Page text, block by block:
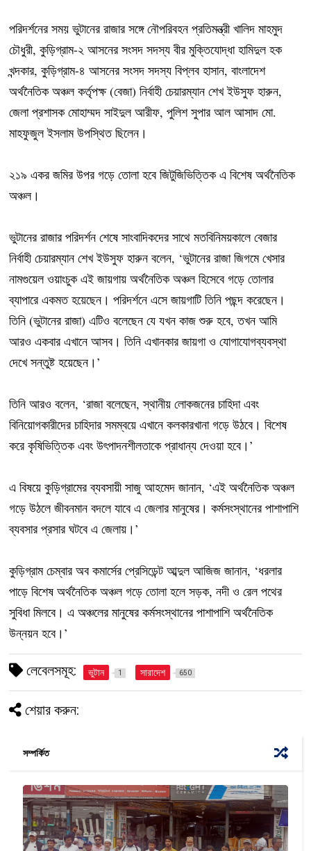
পরিদর্শনের সময় ভুটানের রাজার সঙ্গে নৌপরিবহন প্রতিমন্ত্রী খালিদ মাহমুদ
চৌধুরী, কুড়িগ্রাম-২ আসনের সংসদ সদস্য বীর মুক্তিযোদ্ধা হামিদুল হক
খন্দকার, কুড়িগ্রাম-৪ আসনের সংসদ সদস্য বিপ্লব হাসান, বাংলাদেশ
অর্থনৈতিক অঞ্চল কর্তৃপক্ষ (বেজা) নির্বাহী চেয়ারম্যান শেখ ইউসুফ হারুন,
জেলা প্রশাসক মোহাম্মদ সাইদুল আরীফ, পুলিশ সুপার আল আসাদ মো.
মাহফুজুল ইসলাম উপস্থিত ছিলেন।
২১৯ একর জমির উপর গড়ে তোলা হবে জিটুজিভিত্তিক এ বিশেষ অর্থনৈতিক
অঞ্চল।
ভুটানের রাজার পরিদর্শন শেষে সাংবাদিকদের সাথে মতবিনিময়কালে বেজার
নির্বাহী চেয়ারম্যান শেখ ইউসুফ হারুন বলেন, ‘ভুটানের রাজা জিগমে খেসার
নামগুয়েল ওয়াংচুক এই জায়গায় অর্থনৈতিক অঞ্চল হিসেবে গড়ে তোলার
ব্যাপারে একমত হয়েছেন। পরিদর্শনে এসে জায়গাটি তিনি পছন্দ করেছেন।
তিনি (ভুটানের রাজা) এটিও বলেছেন যে যখন কাজ শুরু হবে, তখন আমি
আরও একবার এখানে আসব। তিনি এখানকার জায়গা ও যোগাযোগব্যবস্থা
দেখে সন্তুষ্ট হয়েছেন।’
তিনি আরও বলেন, ‘রাজা বলেছেন, স্থানীয় লোকজনের চাহিদা এবং
বিনিয়োগকারীদের চাহিদার সমম্বয়ে এখানে কলকারখানা গড়ে উঠবে। বিশেষ
করে কৃষিভিত্তিক এবং উৎপাদনশীলতাকে প্রাধান্য দেওয়া হবে।’
এ বিষয়ে কুড়িগ্রামের ব্যবসায়ী সাজু আহমেদ জানান, ‘এই অর্থনৈতিক অঞ্চল
গড়ে উঠলে জীবনমান বদলে যাবে এ জেলার মানুষের। কর্মসংস্থানের পাশাপাশি
ব্যবসার প্রসার ঘটবে এ জেলায়।’
কুড়িগ্রাম চেম্বার অব কমার্সের প্রেসিডেন্ট আব্দুল আজিজ জানান, ‘ধরলার
পাড়ে বিশেষ অর্থনৈতিক অঞ্চল গড়ে তোলা হলে সড়ক, নদী ও রেল পথের
সুবিধা মিলবে। এ অঞ্চলের মানুষের কর্মসংস্থানের পাশাপাশি অর্থনৈতিক
উন্নয়ন হবে।’
লেবেলসমূহ: ভুটান 1 সারাদেশ 650
শেয়ার করুন:
সম্পর্কিত